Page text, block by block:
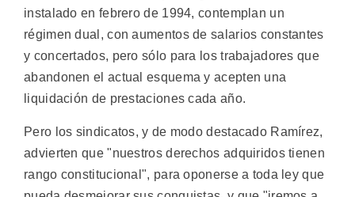
instalado en febrero de 1994, contemplan un
régimen dual, con aumentos de salarios constantes
y concertados, pero sólo para los trabajadores que
abandonen el actual esquema y acepten una
liquidación de prestaciones cada año.
Pero los sindicatos, y de modo destacado Ramírez,
advierten que "nuestros derechos adquiridos tienen
rango constitucional", para oponerse a toda ley que